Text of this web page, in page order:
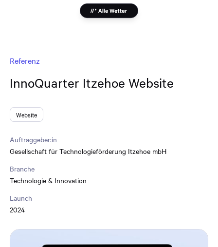
Referenz
InnoQuarter Itzehoe Website
Website
Auftraggeber:in
Gesellschaft für Technologieförderung Itzehoe mbH
Branche
Technologie & Innovation
Launch
2024